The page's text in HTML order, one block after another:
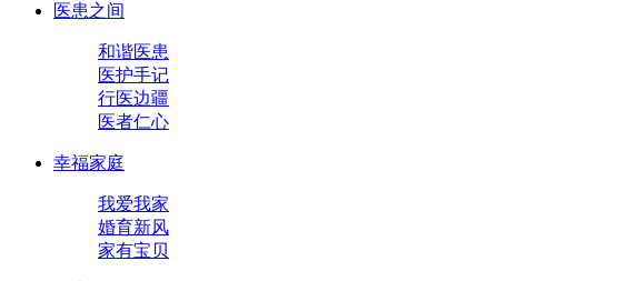
医患之间
和谐医患
医护手记
行医边疆
医者仁心
幸福家庭
我爱我家
婚育新风
家有宝贝